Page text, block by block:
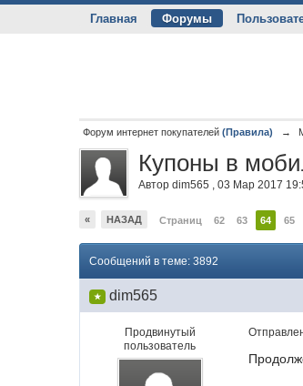
Главная Форумы
Форум интернет покупателей (Правила) →
Купоны в
Авторdim565 ,03 Мар 2017
« НАЗАД Страниц 62 63 64 65
Сообщений в теме: 3892
★ dim565
Продвинутый
пользователь